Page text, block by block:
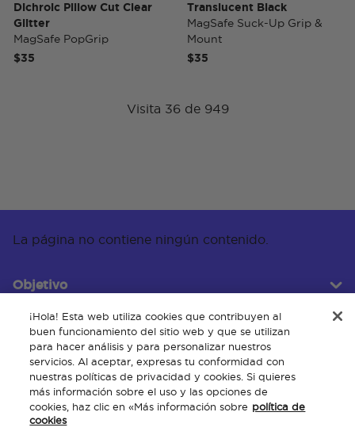
Dichroic Pillow Cut Clear
Glitter
MagSafe PopGrip
$35
Translucent Black
MagSafe Suck-Up Grip &
Mount
$35
Visita 36 de 949
La página no contiene ningún contenido.
Objetivo
Servicio al cliente
Acerca de
¡Hola! Esta web utiliza cookies que contribuyen al
buen funcionamiento del sitio web y que se utilizan
para hacer análisis y para personalizar nuestros
servicios. Al aceptar, expresas tu conformidad con
nuestras políticas de privacidad y cookies. Si quieres
más información sobre el uso y las opciones de
cookies, haz clic en «Más información sobre política de
cookies